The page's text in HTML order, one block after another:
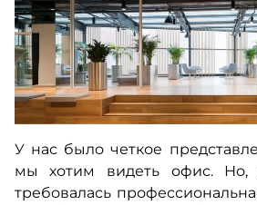
У нас было четкое
мы хотим видеть офис. Но,
требовалась